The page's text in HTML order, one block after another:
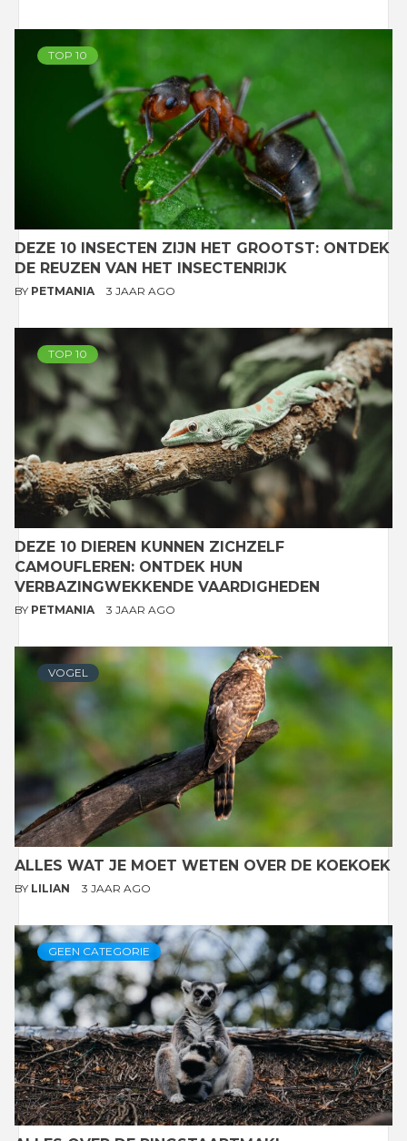
TOP 10
DEZE 10 INSECTEN ZIJN HET GROOTST: ONTDEK
DE REUZEN VAN HET INSECTENRIJK
BY PETMANIA 3 JAAR AGO
TOP 10
DEZE 10 DIEREN KUNNEN ZICHZELF
CAMOUFLEREN: ONTDEK HUN
VERBAZINGWEKKENDE VAARDIGHEDEN
BY PETMANIA 3 JAAR AGO
VOGEL
ALLES WAT JE MOET WETEN OVER DE KOEKOEK
BY LILIAN 3 JAAR AGO
GEEN CATEGORIE